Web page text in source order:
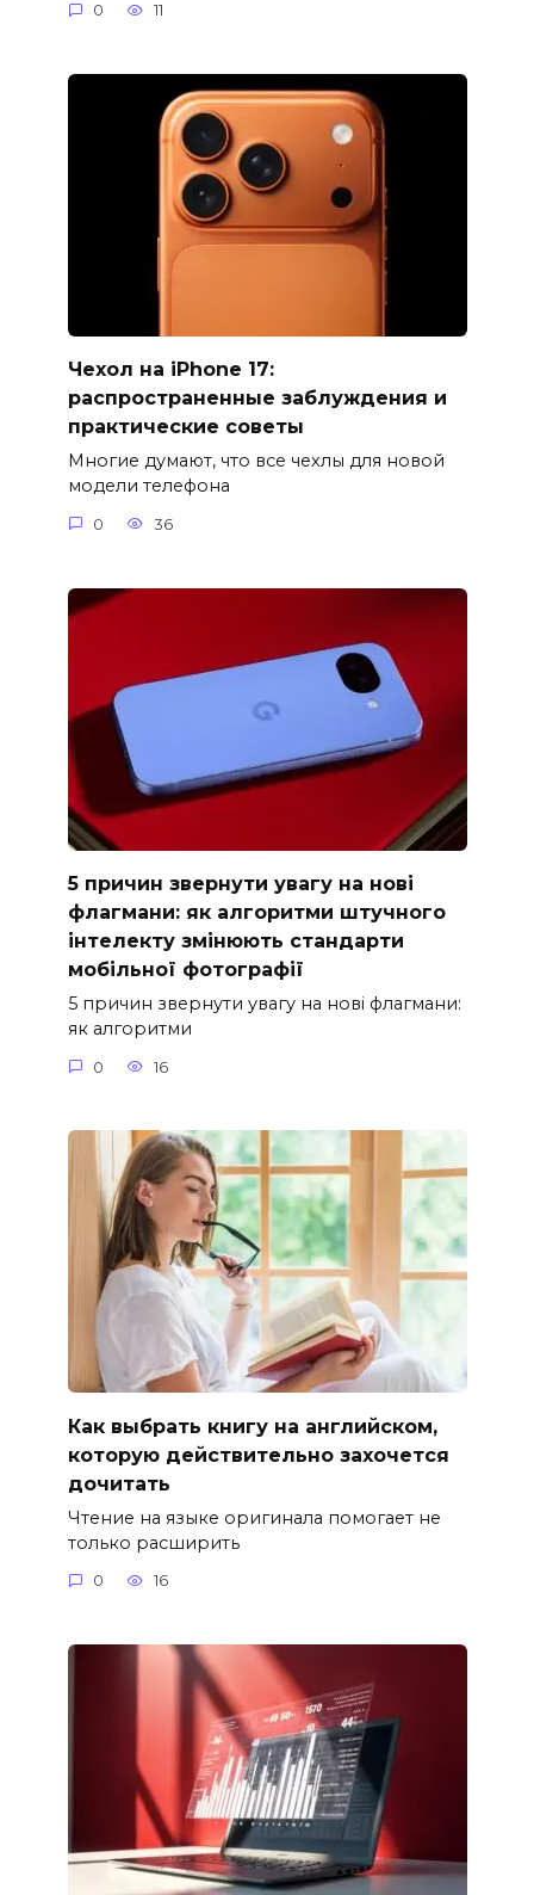
0 11
Чехол на iPhone 17:
распространенные заблуждения и
практические советы
Многие думают, что все чехлы для новой
модели телефона
0 36
5 причин звернути увагу на нові
флагмани: як алгоритми штучного
інтелекту змінюють стандарти
мобільної фотографії
5 причин звернути увагу на нові флагмани:
як алгоритми
0 16
Как выбрать книгу на английском,
которую действительно захочется
дочитать
Чтение на языке оригинала помогает не
только расширить
0 16